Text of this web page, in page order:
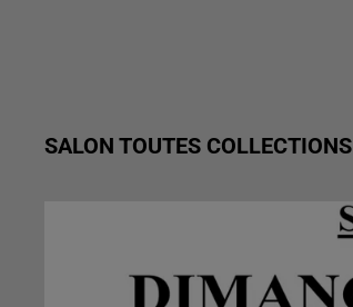
SALON TOUTES COLLECTIONS